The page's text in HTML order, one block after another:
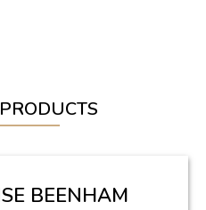
BEENHAM